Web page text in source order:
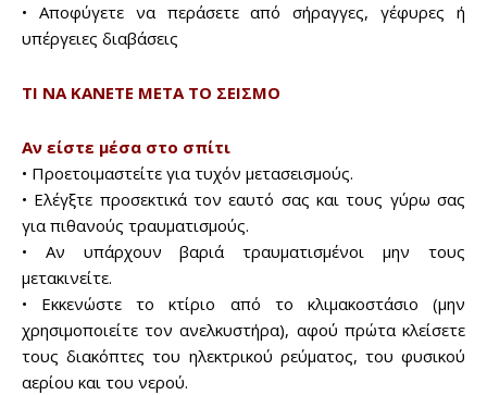
• Αποφύγετε να περάσετε από σήραγγες, γέφυρες ή
υπέργειες διαβάσεις
ΤΙ ΝΑ ΚΑΝΕΤΕ ΜΕΤΑ ΤΟ ΣΕΙΣΜΟ
Αν είστε μέσα στο σπίτι
• Προετοιμαστείτε για τυχόν μετασεισμούς.
• Ελέγξτε προσεκτικά τον εαυτό σας και τους γύρω σας
για πιθανούς τραυματισμούς.
• Αν υπάρχουν βαριά τραυματισμένοι μην τους
μετακινείτε.
• Εκκενώστε το κτίριο από το κλιμακοστάσιο (μην
χρησιμοποιείτε τον ανελκυστήρα), αφού πρώτα κλείσετε
τους διακόπτες του ηλεκτρικού ρεύματος, του φυσικού
αερίου και του νερού.